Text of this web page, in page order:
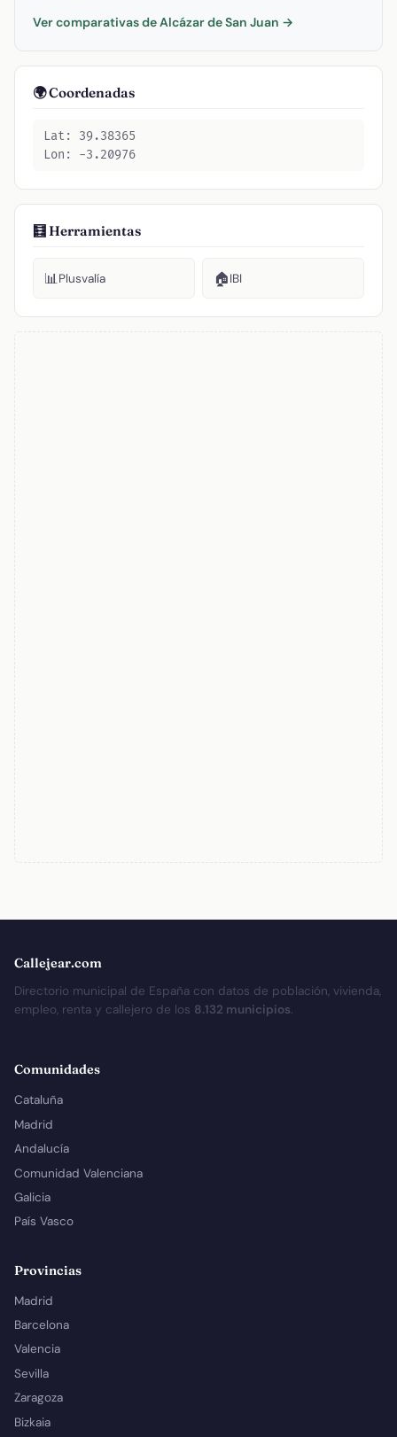
Ver comparativas de Alcázar de San Juan →
🌍 Coordenadas
Lat: 39.38365
Lon: -3.20976
🧮 Herramientas
📊Plusvalía 🏠IBI
Callejear.com
Directorio municipal de España con datos de población, vivienda,
empleo, renta y callejero de los 8.132 municipios.
Comunidades
Cataluña
Madrid
Andalucía
Comunidad Valenciana
Galicia
País Vasco
Provincias
Madrid
Barcelona
Valencia
Sevilla
Zaragoza
Bizkaia